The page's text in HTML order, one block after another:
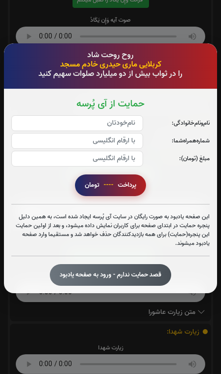
روح روحت شاد
کربلایی ماری حیدری خادم مسجد
را در ثواب بیش از دو میلیارد صلوات سهیم کنید
حمایت از آی پُرسه
نام‌و‌نام‌خانوادگی:
شماره‌همراه‌شما:
مبلغ (تومان):
پرداخت ----
این صفحه یادبود به صورت رایگان در سایت آی پُرسه ایجاد شده است، به همین دلیل
پنجره حمایت در ابتدای صفحه برای کاربران نمایش داده میشود، و بعد از اولین حمایت
این پنجره(حمایت) برای همه بازدیدکنندگان حذف خواهد شد و مستقیما وارد صفحه
یادبود میشوند.
قصد حمایت ندارم - ورود به صفحه یادبود
صوت آیه وَإِن يَكَادُ
متن وَإِن يَكَادُ
اسماء الحسنی (نام‌های نیکوی خداوند):
متن اسماء الحسنی (نام‌های نیکوی خداوند)
دعای نور:
آیت الکرسی:
قرائت آیت الکرسی را تقبل میکنم
صوت آیت الکرسی
زیارت عاشورا:0 بار
قرائت زیارت عاشورا را تقبل میکنم
صوت زیارت عاشورا - فانی
متن زیارت عاشورا
زیارت شهدا:
زیارت شهدا